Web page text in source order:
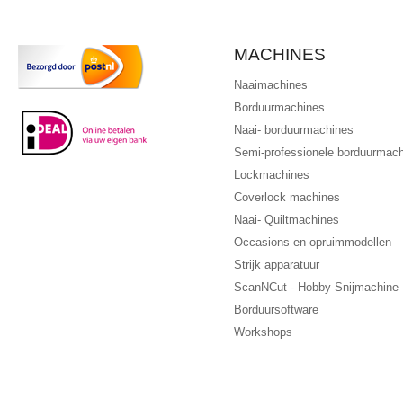
MACHINES
Naaimachines
Borduurmachines
Naai- borduurmachines
Semi-professionele
Lockmachines
Coverlock machines
Naai- Quiltmachines
Occasions en opruimmodellen
Strijk apparatuur
ScanNCut - Hobby Snijmachine
Borduursoftware
Workshops